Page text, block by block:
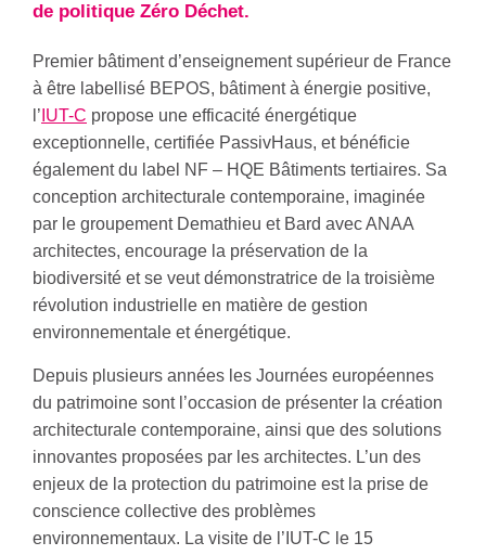
de politique Zéro Déchet.
Premier bâtiment d’enseignement supérieur de France
à être labellisé BEPOS, bâtiment à énergie positive,
l’ IUT-C propose une efficacité énergétique
exceptionnelle, certifiée PassivHaus, et bénéficie
également du label NF – HQE Bâtiments tertiaires. Sa
conception architecturale contemporaine, imaginée
par le groupement Demathieu et Bard avec ANAA
architectes, encourage la préservation de la
biodiversité et se veut démonstratrice de la troisième
révolution industrielle en matière de gestion
environnementale et énergétique.
Depuis plusieurs années les Journées européennes
du patrimoine sont l’occasion de présenter la création
architecturale contemporaine, ainsi que des solutions
innovantes proposées par les architectes. L’un des
enjeux de la protection du patrimoine est la prise de
conscience collective des problèmes
environnementaux. La visite de l’IUT-C le 15